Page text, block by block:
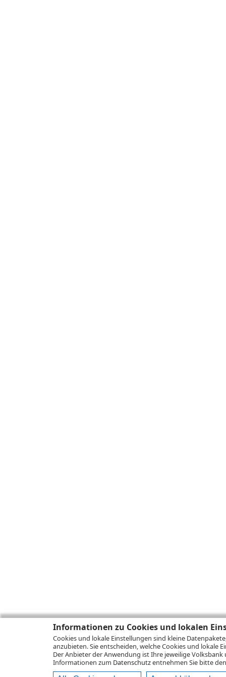
Informationen zu Cookies und lokalen
Cookies und lokale Einstellungen sind kleine
anzubieten. Sie entscheiden, welche Cookies und lokale
Der Anbieter der Anwendung ist Ihre jeweilige Volksbank
Informationen zum Datenschutzentnehmen Sie bitte